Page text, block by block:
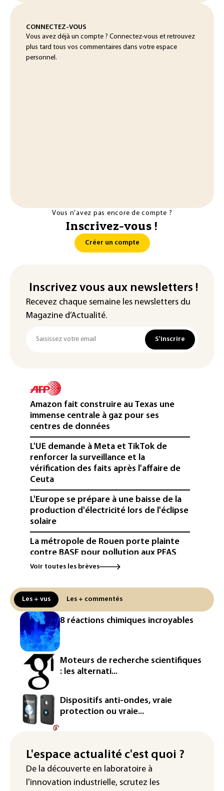
CONNECTEZ-VOUS
Vous avez déjà un compte ? Connectez-vous et retrouvez
plus tard tous vos commentaires dans votre espace
personnel.
Vous n'avez pas encore de compte ?
Inscrivez-vous !
Créer un compte
Inscrivez vous aux newsletters !
Recevez chaque semaine les newsletters du
Magazine d’Actualité.
S'inscrire
Amazon fait construire au Texas une
immense centrale à gaz pour ses
centres de données
L'UE demande à Meta et TikTok de
renforcer la surveillance et la
vérification des faits après l'affaire de
Ceuta
L'Europe se prépare à une baisse de la
production d'électricité lors de l'éclipse
solaire
La métropole de Rouen porte plainte
contre BASF pour pollution aux PFAS
Canicule: à l'arrêt depuis fin juillet, la
réseau
Véhicules de livraison autonomes: la
France ouvre la voie à leur
homologation
Iris³: Eutelsat investira 3,4 milliards
d'euros dans la future constellation
européenne
Le magazine VSD racheté par
l'entrepreneur Vianney d'Alançon
La production française de maïs
"Retour en force" progressif de la
chaleur dans les prochains jours en
France
Voir toutes les brèves
Les + vus Les + commentés
8 réactions chimiques incroyables
Moteurs de recherche scientifiques
: les alternati...
Dispositifs anti-ondes, vraie
protection ou vraie...
L'espace actualité c'est quoi ?
De la découverte en laboratoire à
l'innovation industrielle, scrutez les